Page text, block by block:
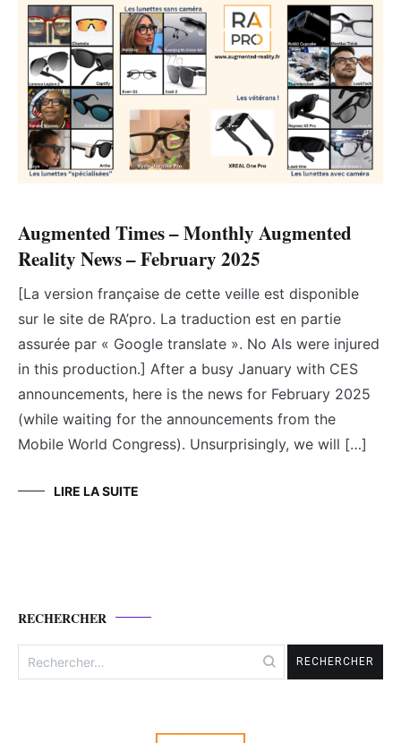
Augmented Times – Monthly Augmented
Reality News – February 2025
[La version française de cette veille est disponible
sur le site de RA’pro. La traduction est en partie
assurée par « Google translate ». No AIs were injured
in this production.] After a busy January with CES
announcements, here is the news for February 2025
(while waiting for the announcements from the
Mobile World Congress). Unsurprisingly, we will […]
LIRE LA SUITE
RECHERCHER